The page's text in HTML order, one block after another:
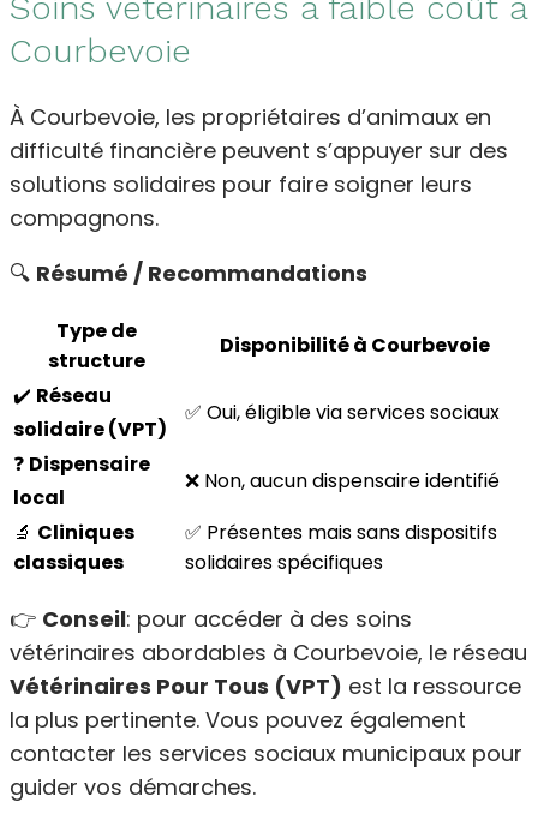
Courbevoie
À Courbevoie, les propriétaires d’animaux en
difficulté financière peuvent s’appuyer sur des
solutions solidaires pour faire soigner leurs
compagnons.
🔍 Résumé / Recommandations
Type de
structure
Disponibilité à Courbevoie
✔️ Réseau
solidaire (VPT)
✅ Oui, éligible via services sociaux
❓ Dispensaire
local
❌ Non, aucun dispensaire identifié
🔬 Cliniques
classiques
✅ Présentes mais sans dispositifs
solidaires spécifiques
👉 Conseil: pour accéder à des soins
vétérinaires abordables à Courbevoie, le réseau
Vétérinaires Pour Tous (VPT) est la ressource
la plus pertinente. Vous pouvez également
contacter les services sociaux municipaux pour
guider vos démarches.